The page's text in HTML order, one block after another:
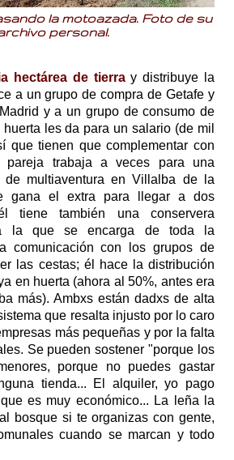
la motoazada. Foto de su
personal.
hectárea de tierray distribuye la
a un grupo de compra de Getafe y
y a un grupo de consumo de
les da para un salario (de mil
que tienen que complementar con
pareja trabaja a veces para una
de multiaventura en Villalba de la
gana el extra para llegar a dos
tiene también una conservera
la que se encarga de toda la
comunicación con los grupos de
las cestas; él hace la distribución
en huerta (ahora al 50%, antes era
más). Ambxs están dadxs de alta
que resalta injusto por lo caro
más pequeñas y por la falta
Se pueden sostener "porque los
porque no puedes gastar
tienda... El alquiler, yo pago
es muy económico... La leña la
bosque si te organizas con gente,
cuando se marcan y todo